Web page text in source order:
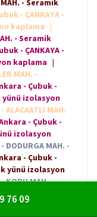
- Seramik
- ÇANKAYA -
kaplama
|
- Seramik
- ÇANKAYA -
kaplama |
MAH. -
- Çubuk -
yünü izolasyon
ALACAATLI MAH.
- Çubuk -
izolasyon
DODURGA MAH. -
- Çubuk -
yünü izolasyon
KORU MAH. -
- Çubuk -
MAH. -
76 09